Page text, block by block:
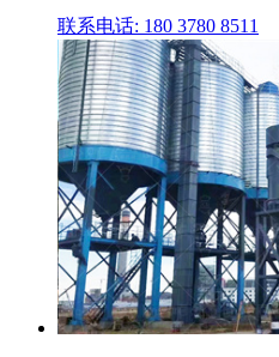
联系电话: 180 3780 8511